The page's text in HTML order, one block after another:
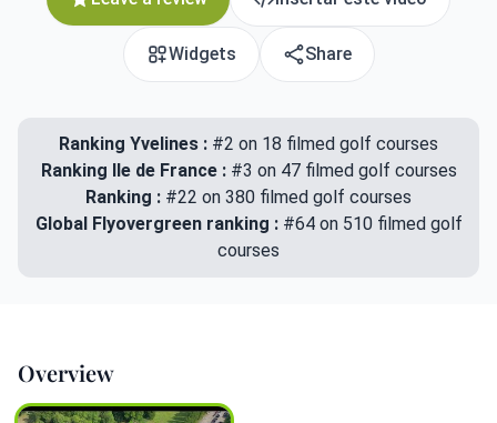
Widgets Share
Ranking Yvelines : #2 on 18 filmed golf courses
Ranking Ile de France : #3 on 47 filmed golf courses
Ranking : #22 on 380 filmed golf courses
Global Flyovergreen ranking : #64 on 510 filmed golf
courses
Overview